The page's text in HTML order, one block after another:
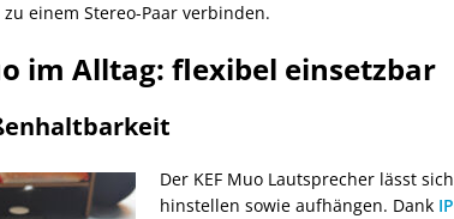
zu einem Stereo-Paar verbinden.
im Alltag: flexibel einsetzbar
Der KEF Muo Lautsprecher lässt
hinstellen sowie aufhängen. Dank